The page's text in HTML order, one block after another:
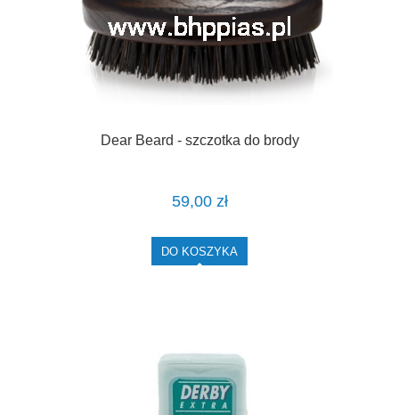
Dear Beard - szczotka do brody
59,00 zł
DO KOSZYKA